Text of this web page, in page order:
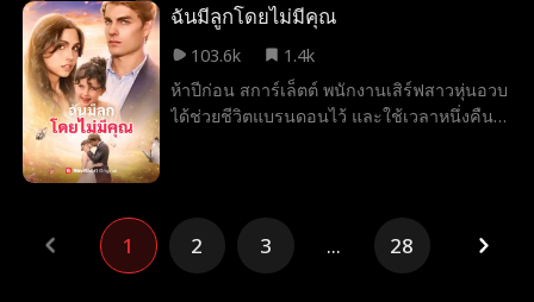
ตำแหน่งหัวหน้าเชฟที่ร้านอาหารที่ Layla
แต่ด้วยสุขภาพที่ไม่ค่อยดี Layla โกหกว่าหมั้น
แล้ว อย่างไรก็ตาม ความรู้สึกที่มีต่อกันยังคง
เพิ่มขึ้น และเปลวไฟแห่งความรักยากที่จะดับลง
ความรักจะชนะทุกสิ่งหรือเปล่า?
ฉันมีลูกโดยไม่มีคุณ
103.6k
1.4k
ห้าปีก่อน สการ์เล็ตต์ พนักงานเสิร์ฟสาวหุ่นอวบ
ได้ช่วยชีวิตแบรนดอนไว้ และใช้เวลาหนึ่งคืน
ไม่รู้ตัว
1 2 3 ... 28